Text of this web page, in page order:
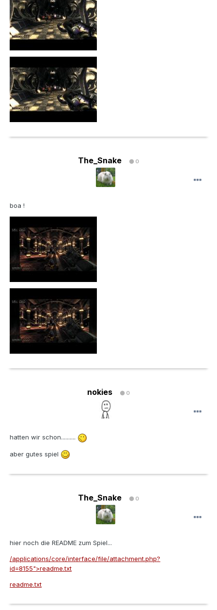
The_Snake 0
boa !
nokies 0
hatten wir schon..........
aber gutes spiel
The_Snake 0
hier noch die README zum Spiel...
/applications/core/interface/file/attachment.php?
id=8155">readme.txt
readme.txt